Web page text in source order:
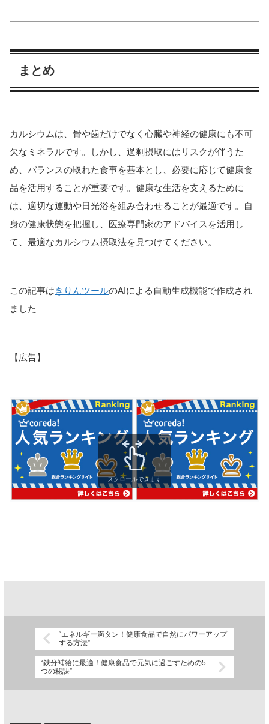
まとめ
カルシウムは、骨や歯だけでなく心臓や神経の健康にも不可
欠なミネラルです。しかし、過剰摂取にはリスクが伴うた
め、バランスの取れた食事を基本とし、必要に応じて健康食
品を活用することが重要です。健康な生活を支えるために
は、適切な運動や日光浴を組み合わせることが最適です。自
身の健康状態を把握し、医療専門家のアドバイスを活用し
て、最適なカルシウム摂取法を見つけてください。
この記事はきりんツールのAIによる自動生成機能で作成され
ました
【広告】
スクロールできます
“エネルギー満タン！健康食品で自然にパワーアップ
する方法”
“鉄分補給に最適！健康食品で元気に過ごすための5
つの秘訣”